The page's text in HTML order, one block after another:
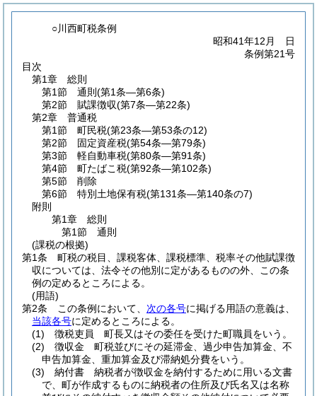
○川西町税条例
昭和41年12月 日
条例第21号
目次
第1章
総則
第1節
通則 (第1条―第6条)
第2節
賦課徴収(第7条―第22条)
第2章
普通税
第1節
町民税(第23条―第53条の12)
第2節
固定資産税(第54条―第79条)
第3節
軽自動車税(第80条―第91条)
第4節
町たばこ税(第92条―第102条)
第5節
削除
第6節
特別土地保有税(第131条―第140条の7)
附則
第1章
総則
第1節
通則
(課税の根拠)
第1条
町税の税目、課税客体、課税標準、税率その他賦課徴
収については、法令その他別に定があるものの外、この条
例の定めるところによる。
(用語)
第2条
この条例において、 次の各号に掲げる用語の意義は、
当該各号に定めるところによる。
(1)
徴税吏員 町長又はその委任を受けた町職員をいう。
(2)
徴収金 町税並びにその延滞金、過少申告加算金、不
申告加算金、重加算金及び滞納処分費をいう。
(3)
納付書 納税者が徴収金を納付するために用いる文書
で、町が作成するものに納税者の住所及び氏名又は名称